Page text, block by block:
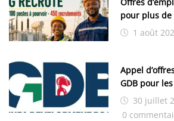
pour plus de
1 août
Appel
GDB pour
industrielle
30 juillet
0